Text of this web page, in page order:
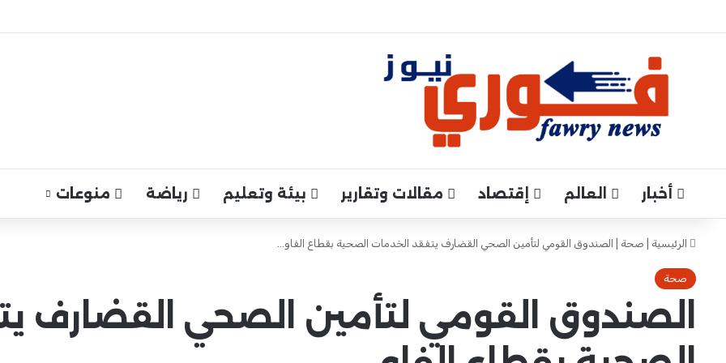
أخبار العالم إقتصاد مقالات وتقارير بيئة وتعليم رياضة منوعات
الرئيسية صحة الصندوق القومي لتأمين الصحي القضارف يتفقد الخدمات الصحية بقطاع الفاو…
صحة
الصندوق القومي لتأمين الصحي القضارف